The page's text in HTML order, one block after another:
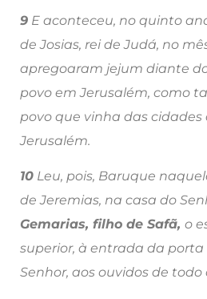
9 E aconteceu, no quinto
de Josias, rei de Judá, no
apregoaram jejum diante
povo em Jerusalém, como
povo que vinha das cidades
Jerusalém.
10 Leu, pois, Baruque
de Jeremias, na casa do
Gemarias, filho de Safã, o
superior, à entrada da
Senhor, aos ouvidos de todo